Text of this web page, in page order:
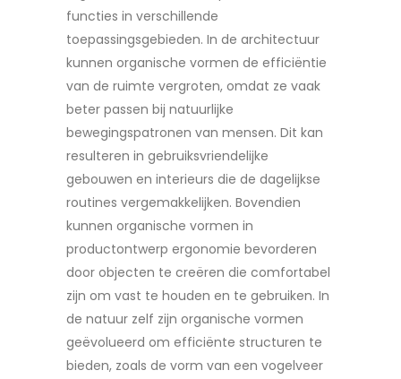
functies in verschillende
toepassingsgebieden. In de architectuur
kunnen organische vormen de efficiëntie
van de ruimte vergroten, omdat ze vaak
beter passen bij natuurlijke
bewegingspatronen van mensen. Dit kan
resulteren in gebruiksvriendelijke
gebouwen en interieurs die de dagelijkse
routines vergemakkelijken. Bovendien
kunnen organische vormen in
productontwerp ergonomie bevorderen
door objecten te creëren die comfortabel
zijn om vast te houden en te gebruiken. In
de natuur zelf zijn organische vormen
geëvolueerd om efficiënte structuren te
bieden, zoals de vorm van een vogelveer